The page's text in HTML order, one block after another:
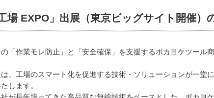
場 EXPO」出展（東京ビッグサイト開催）
「作業モレ防止」と「安全確保」を支援するポカヨケツール
、工場のスマート化を促進する技術・ソリューションが一堂
します。